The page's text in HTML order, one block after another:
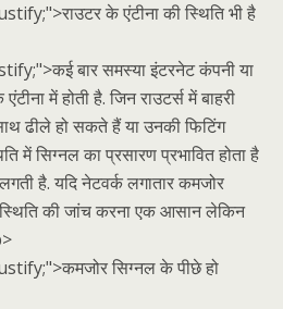
के एंटीना की स्थिति भी है
बार समस्या इंटरनेट कंपनी या
में होती है. जिन राउटर्स में बाहरी
ढीले हो सकते हैं या उनकी फिटिंग
में सिग्नल का प्रसारण प्रभावित होता है
है. यदि नेटवर्क लगातार कमजोर
स्थिति की जांच करना एक आसान लेकिन
सिग्नल के पीछे हो